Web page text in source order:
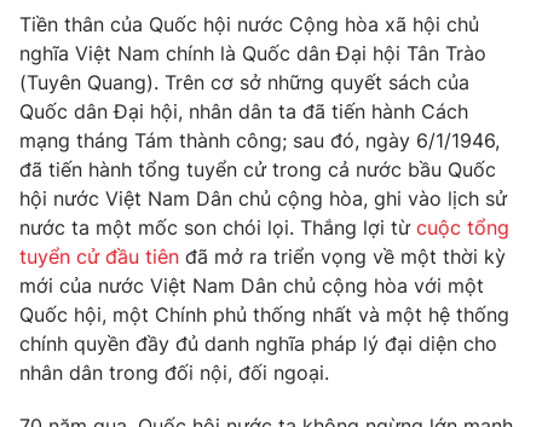
Chất lượng cuộc sống
Học trực tuyến
Hitech Công nghệ tương lai
Sản phẩm
Thị trường
Tư vấn
Giao lưu trực tuyến
Lịch phát sóng
Chuyên mục khác
Emagazine Podcast
Photo Infographic
Tiền thân của Quốc hội nước Cộng hòa xã hội chủ
nghĩa Việt Nam chính là Quốc dân Đại hội Tân Trào
(Tuyên Quang). Trên cơ sở những quyết sách của
Quốc dân Đại hội, nhân dân ta đã tiến hành Cách
mạng tháng Tám thành công; sau đó, ngày 6/1/1946,
đã tiến hành tổng tuyển cử trong cả nước bầu Quốc
hội nước Việt Nam Dân chủ cộng hòa, ghi vào lịch sử
nước ta một mốc son chói lọi. Thắng lợi từ cuộc tổng
tuyển cử đầu tiên đã mở ra triển vọng về một thời kỳ
mới của nước Việt Nam Dân chủ cộng hòa với một
Quốc hội, một Chính phủ thống nhất và một hệ thống
chính quyền đầy đủ danh nghĩa pháp lý đại diện cho
nhân dân trong đối nội, đối ngoại.